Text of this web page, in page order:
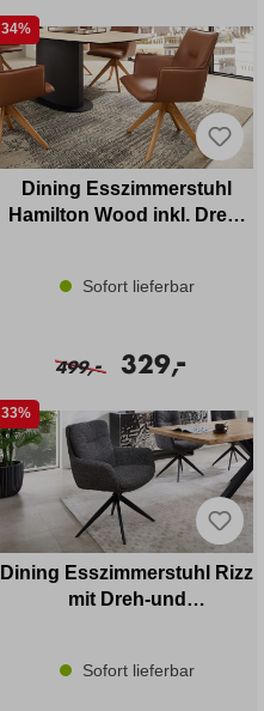
34%
Dining Esszimmerstuhl
Hamilton Wood inkl. Dreh-
Sofort lieferbar
499,- 329,
-
33%
Dining Esszimmerstuhl Rizz
mit Dreh-und
Sofort lieferbar